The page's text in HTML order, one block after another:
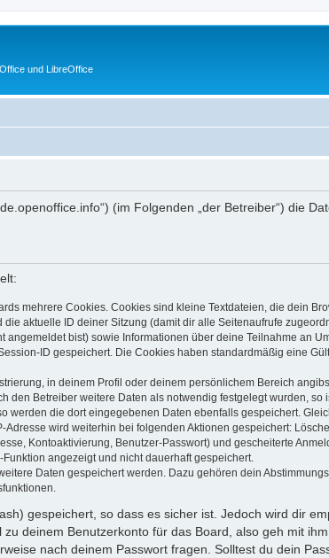
und LibreOffice
(im Folgenden „der Betreiber“) die
mehrere Cookies. Cookies sind kleine Textdateien, die dein
aktuelle ID deiner Sitzung (damit dir alle Seitenaufrufe
bist) sowie Informationen über deine Teilnahme an
ID gespeichert. Die Cookies haben standardmäßig eine
in deinem Profil oder deinem persönlichem Bereich
den Betreiber weitere Daten als notwendig festgelegt wurden, so
werden die dort eingegebenen Daten ebenfalls gespeichert.
wird weiterhin bei folgenden Aktionen gespeichert:
Kontoaktivierung, Benutzer-Passwort) und gescheiterte
angezeigt und nicht dauerhaft gespeichert.
Daten gespeichert werden. Dazu gehören dein
gespeichert, so dass es sicher ist. Jedoch wird dir
deinem Benutzerkonto für das Board, also geh mit
nach deinem Passwort fragen. Solltest du dein